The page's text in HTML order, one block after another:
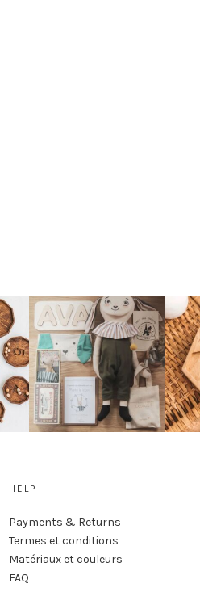
HELP
Payments & Returns
Termes et conditions
Matériaux et couleurs
FAQ